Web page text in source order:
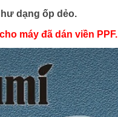
dạng ốp dẻo.
máy đã dán viền PPF.